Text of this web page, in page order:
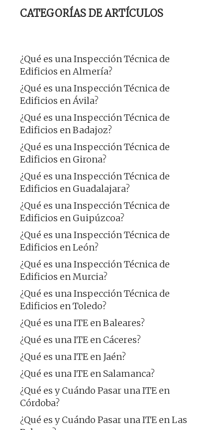
CATEGORÍAS DE ARTÍCULOS
¿Qué es una Inspección Técnica de
Edificios en Almería?
¿Qué es una Inspección Técnica de
Edificios en Ávila?
¿Qué es una Inspección Técnica de
Edificios en Badajoz?
¿Qué es una Inspección Técnica de
Edificios en Girona?
¿Qué es una Inspección Técnica de
Edificios en Guadalajara?
¿Qué es una Inspección Técnica de
Edificios en Guipúzcoa?
¿Qué es una Inspección Técnica de
Edificios en León?
¿Qué es una Inspección Técnica de
Edificios en Murcia?
¿Qué es una Inspección Técnica de
Edificios en Toledo?
¿Qué es una ITE en Baleares?
¿Qué es una ITE en Cáceres?
¿Qué es una ITE en Jaén?
¿Qué es una ITE en Salamanca?
¿Qué es y Cuándo Pasar una ITE en
Córdoba?
¿Qué es y Cuándo Pasar una ITE en Las